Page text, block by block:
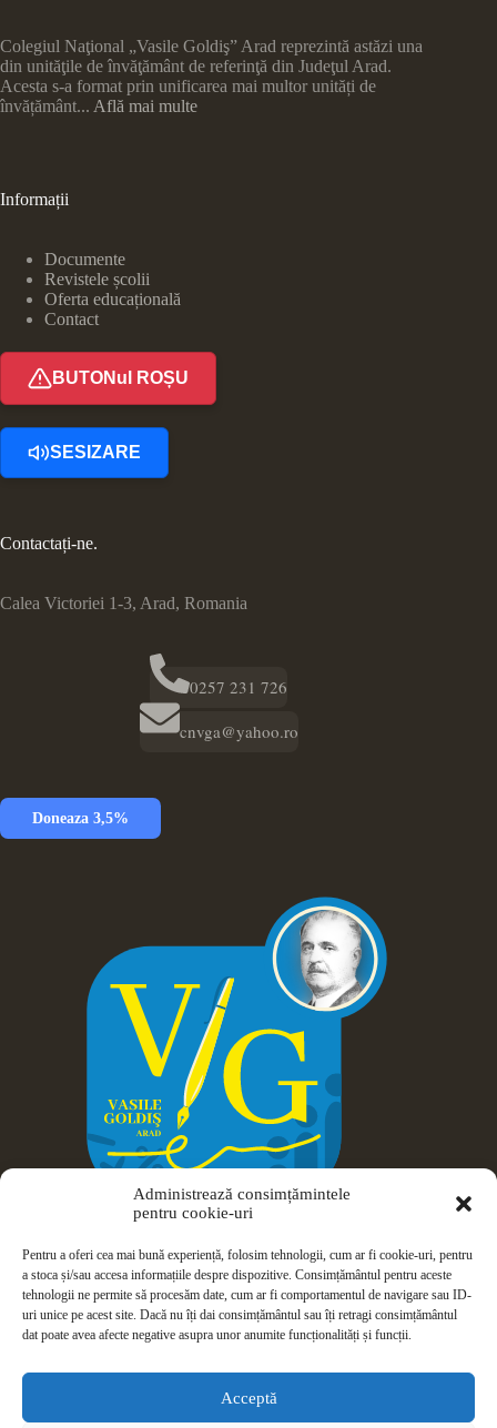
Administrează consimțămintele
pentru cookie-uri
Pentru a oferi cea mai bună experiență, folosim tehnologii, cum ar fi cookie-uri, pentru
a stoca și/sau accesa informațiile despre dispozitive. Consimțământul pentru aceste
tehnologii ne permite să procesăm date, cum ar fi comportamentul de navigare sau ID-
uri unice pe acest site. Dacă nu îți dai consimțământul sau îți retragi consimțământul
dat poate avea afecte negative asupra unor anumite funcționalități și funcții.
Acceptă
Colegiul Naţional „Vasile Goldiş” Arad reprezintă astăzi una
din unităţile de învăţământ de referinţă din Judeţul Arad.
Acesta s-a format prin unificarea mai multor unități de
învățământ... Află mai multe
Informații
Documente
Revistele școlii
Oferta educațională
Contact
BUTONul ROȘU
SESIZARE
Contactați-ne.
Calea Victoriei 1-3, Arad, Romania
0257 231 726
cnvga@yahoo.ro
Doneaza 3,5%
Drepturi de autor © 2026 Colegiul Național Vasile Goldiș -